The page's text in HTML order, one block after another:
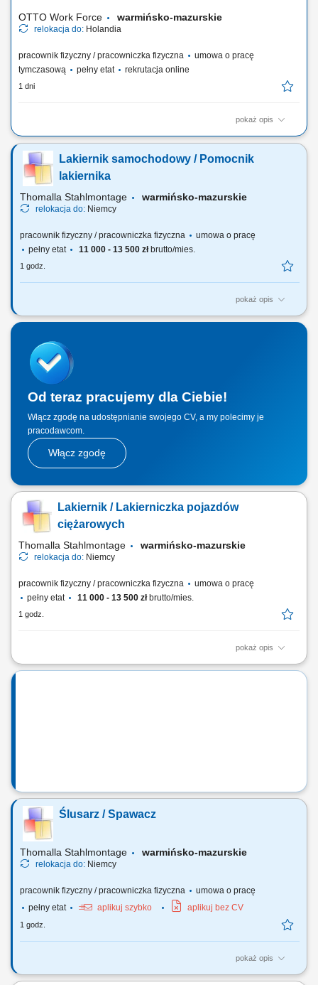
OTTO Work Force warmińsko-mazurskie
relokacja do: Holandia
pracownik fizyczny / pracowniczka fizyczna
umowa o pracę
tymczasową
pełny etat rekrutacja online
1 dni
pokaż opis
Twoje codzienne zadania Kompletujesz i przygotowujesz zamówienia
ręcznego lub systemu voice picking Sprawdzać, czy wybierasz właściwy
produkt, w odpowiedniej ilości i jakości Pakować zamówienia tak, aby
były gotowe do...
Lakiernik samochodowy / Pomocnik
lakiernika
Thomalla Stahlmontage warmińsko-mazurskie
relokacja do: Niemcy
pracownik fizyczny / pracowniczka fizyczna
umowa o pracę
pełny etat
11 000 - 13 500 złbrutto/mies.
1 godz.
pokaż opis
przygotowanie nadwozi ciągników siodłowych oraz innych
szpachlowanie, matowienie itd.) przygotowanie materiałów
lakierniczych; lakierowanie natryskowe nadwozi samochodowych,
zgodnie z wymaganiami i technologią producentów...
Od teraz pracujemy dla Ciebie!
Włącz zgodę na udostępnianie swojego CV, a my polecimy je
pracodawcom.
Włącz zgodę
Lakiernik / Lakierniczka pojazdów
ciężarowych
Thomalla Stahlmontage warmińsko-mazurskie
relokacja do: Niemcy
pracownik fizyczny / pracowniczka fizyczna
umowa o pracę
pełny etat
11 000 - 13 500 złbrutto/mies.
1 godz.
pokaż opis
kompleksowe przygotowanie nadwozi samochodów ciężarowych oraz
Ślusarz / Spawacz
Thomalla Stahlmontage warmińsko-mazurskie
relokacja do: Niemcy
pracownik fizyczny / pracowniczka fizyczna
umowa o pracę
pełny etat
aplikuj szybko aplikuj bez CV
1 godz.
pokaż opis
wykonywanie konstrukcji oraz zabudowy pojazdów do transportu